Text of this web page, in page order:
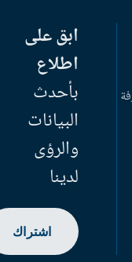
ابق على
اطلاع
بأحدث
البيانات
والرؤى
لدينا
اشتراك